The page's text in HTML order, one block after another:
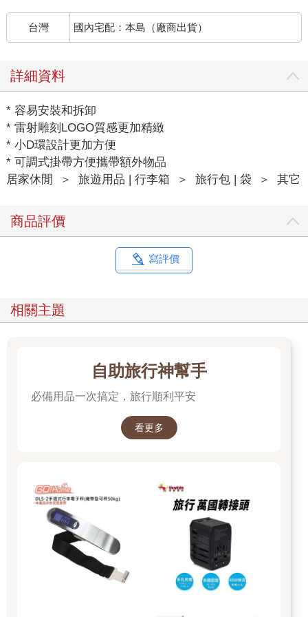
台灣 國內宅配：本島（廠商出貨）
詳細資料
* 容易安裝和拆卸
* 雷射雕刻LOGO質感更加精緻
* 小D環設計更加方便
* 可調式掛帶方便攜帶額外物品
居家休閒
＞ 旅遊用品 | 行李箱 ＞ 旅行包 | 袋 ＞ 其它
商品評價
寫評價
相關主題
自助旅行神幫手
必備用品一次搞定，旅行順利平安
看更多